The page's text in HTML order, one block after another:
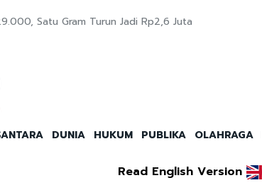
Satu Gram Turun Jadi Rp2,6 Juta
DUNIA HUKUM PUBLIKA OLAHRAGA
Read English Version